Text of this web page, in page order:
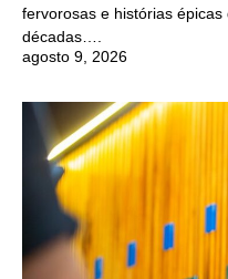
fervorosas e histórias
décadas….
agosto 9, 2026